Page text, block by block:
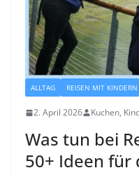
ALLTAG REISEN MIT KINDERN
2. April 2026 Kuchen,
Was tun bei
50+ Ideen